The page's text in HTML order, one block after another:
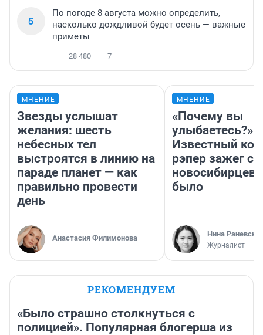
5
По погоде 8 августа можно определить,
насколько дождливой будет осень — важные
приметы
28 480 7
МНЕНИЕ
Звезды услышат
желания: шесть
небесных тел
выстроятся в линию на
параде планет — как
правильно провести
день
Анастасия Филимонова
МНЕНИЕ
«Почему вы
улыбаетесь?»
Известный
рэпер зажег с
новосибирцев:
было
Нина
Журналист
РЕКОМЕНДУЕМ
«Было страшно столкнуться с
полицией». Популярная блогерша из